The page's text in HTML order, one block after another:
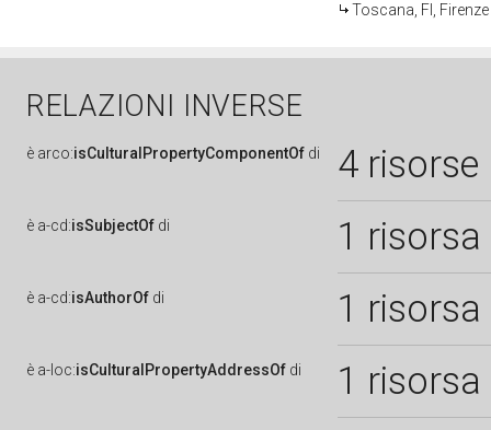
Toscana, FI, Firenze
RELAZIONI INVERSE
è arco:isCulturalPropertyComponentOf di 4 risorse
è a-cd:isSubjectOf di 1 risorsa
è a-cd:isAuthorOf di 1 risorsa
è a-loc:isCulturalPropertyAddressOf di 1 risorsa